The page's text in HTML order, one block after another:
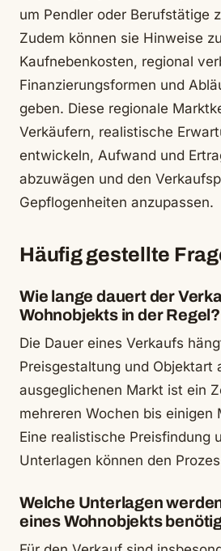
um Pendler oder Berufstätige
Zudem können sie Hinweise
Kaufnebenkosten, regional
Finanzierungsformen und
geben. Diese regionale
Verkäufern, realistische
entwickeln, Aufwand und
abzuwägen und den
Gepflogenheiten anzupassen.
Häufig gestellte
Wie lange dauert der
Wohnobjekts in der Regel?
Die Dauer eines Verkaufs
Preisgestaltung und Objektart
ausgeglichenen Markt ist ein
mehreren Wochen bis einigen
Eine realistische Preisfindung
Unterlagen können den
Welche Unterlagen
eines Wohnobjekts